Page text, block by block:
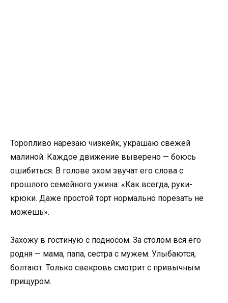
Торопливо нарезаю чизкейк, украшаю свежей
малиной. Каждое движение выверено — боюсь
ошибиться. В голове эхом звучат его слова с
прошлого семейного ужина: «Как всегда, руки-
крюки. Даже простой торт нормально порезать не
можешь».
Захожу в гостиную с подносом. За столом вся его
родня — мама, папа, сестра с мужем. Улыбаются,
болтают. Только свекровь смотрит с привычным
прищуром.